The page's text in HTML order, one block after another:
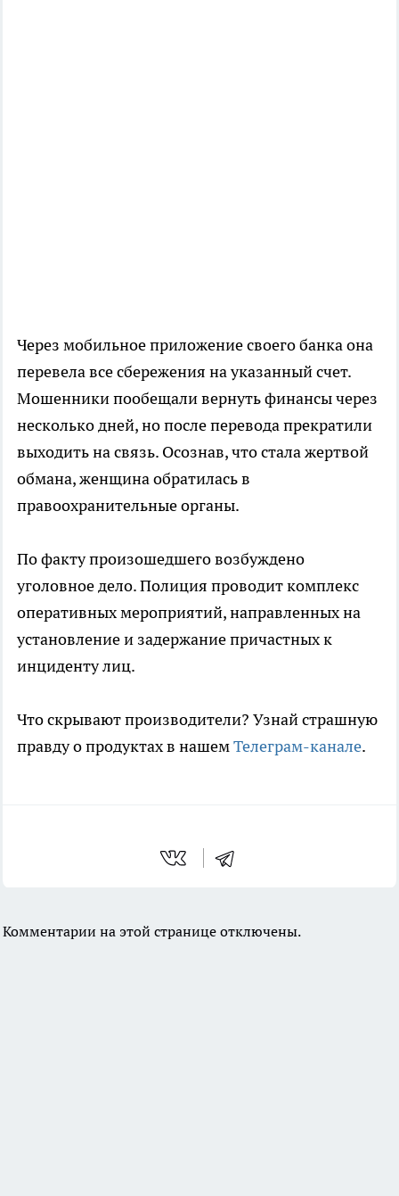
Через мобильное приложение своего банка она
перевела все сбережения на указанный счет.
Мошенники пообещали вернуть финансы через
несколько дней, но после перевода прекратили
выходить на связь. Осознав, что стала жертвой
обмана, женщина обратилась в
правоохранительные органы.
По факту произошедшего возбуждено
уголовное дело. Полиция проводит комплекс
оперативных мероприятий, направленных на
установление и задержание причастных к
инциденту лиц.
Что скрывают производители? Узнай страшную
правду о продуктах в нашемТелеграм-канале.
Комментарии на этой странице отключены.